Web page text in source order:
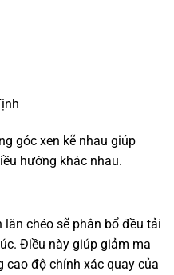
góc xen kẽ nhau giúp
hướng khác nhau.
chéo sẽ phân bổ đều tải
Điều này giúp giảm ma
cao độ chính xác quay của